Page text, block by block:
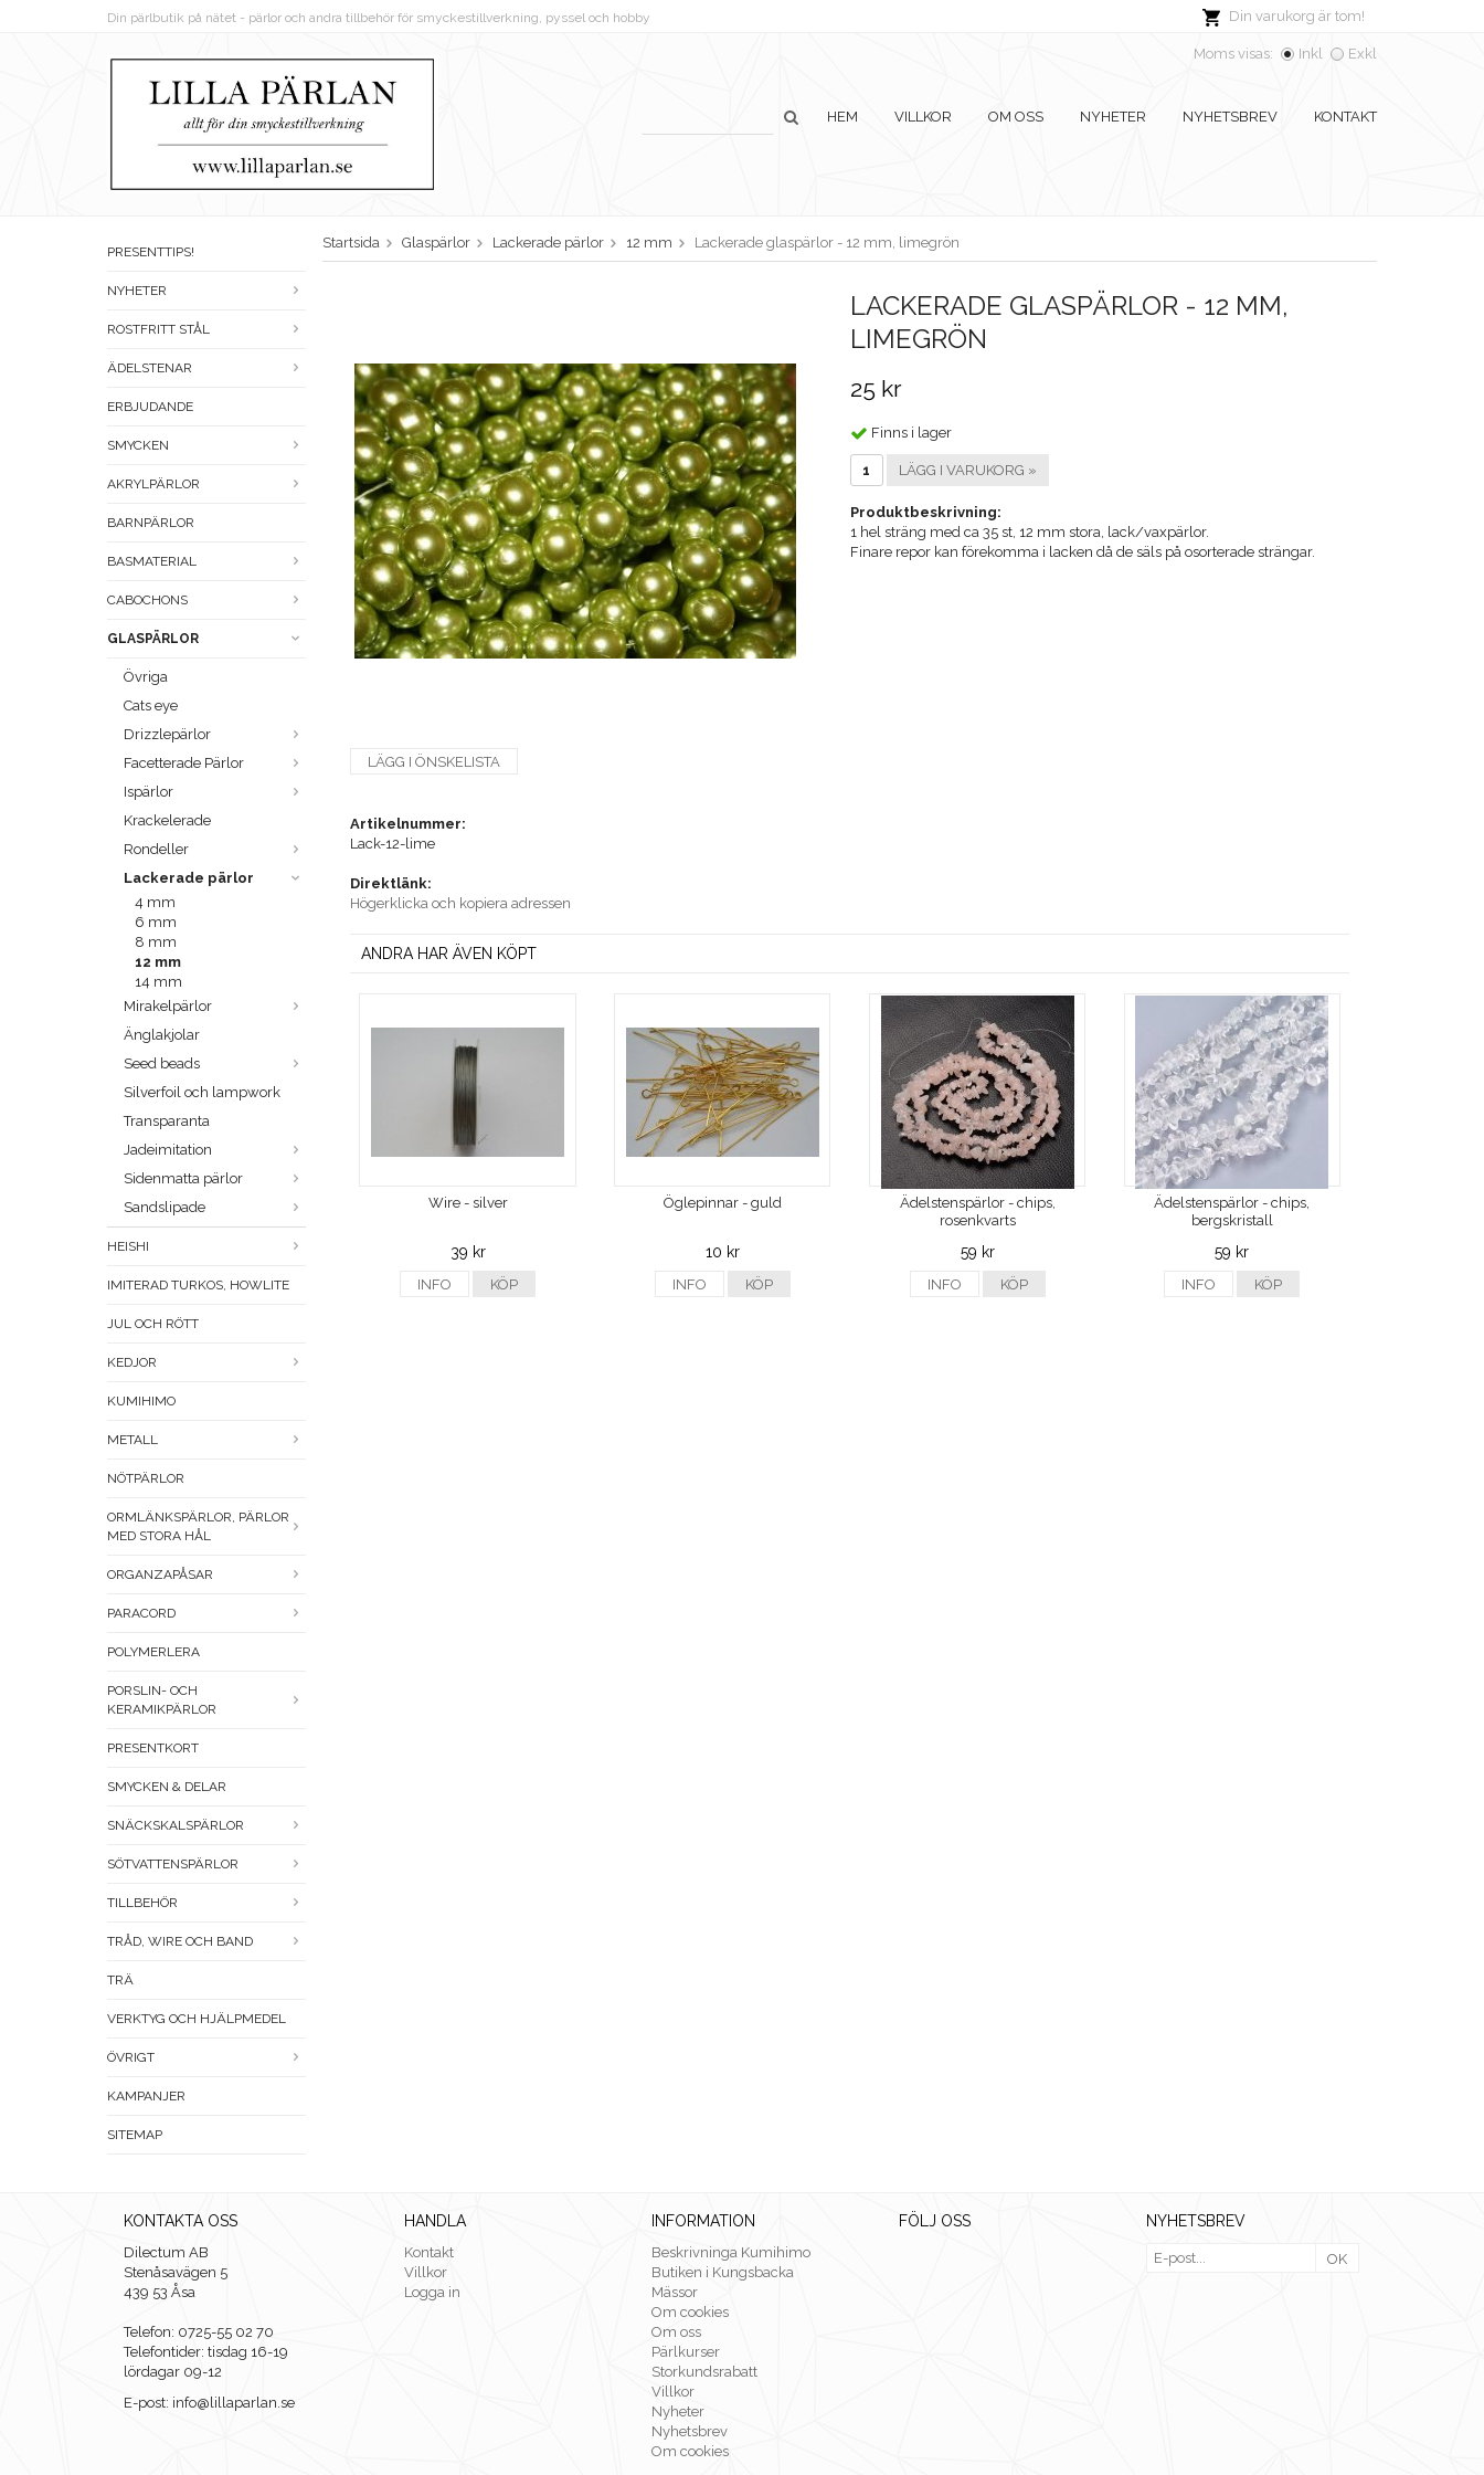
Din varukorg är tom!
Din pärlbutik på nätet - pärlor och andra tillbehör för smyckestillverkning, pyssel och hobby
Moms visas: Inkl Exkl
HEM VILLKOR OM OSS NYHETER NYHETSBREV KONTAKT
PRESENTTIPS!
NYHETER
ROSTFRITT STÅL
ÄDELSTENAR
ERBJUDANDE
SMYCKEN
AKRYLPÄRLOR
BARNPÄRLOR
BASMATERIAL
CABOCHONS
GLASPÄRLOR
Övriga
Cats eye
Drizzlepärlor
Facetterade Pärlor
Ispärlor
Krackelerade
Rondeller
Lackerade pärlor
4 mm
6 mm
8 mm
12 mm
14 mm
Mirakelpärlor
Änglakjolar
Seed beads
Silverfoil och lampwork
Transparanta
Jadeimitation
Sidenmatta pärlor
Sandslipade
HEISHI
IMITERAD TURKOS, HOWLITE
JUL OCH RÖTT
KEDJOR
KUMIHIMO
METALL
NÖTPÄRLOR
ORMLÄNKSPÄRLOR, PÄRLOR
MED STORA HÅL
ORGANZAPÅSAR
PARACORD
POLYMERLERA
PORSLIN- OCH
KERAMIKPÄRLOR
PRESENTKORT
SMYCKEN & DELAR
SNÄCKSKALSPÄRLOR
SÖTVATTENSPÄRLOR
TILLBEHÖR
TRÅD, WIRE OCH BAND
TRÄ
VERKTYG OCH HJÄLPMEDEL
ÖVRIGT
KAMPANJER
SITEMAP
Startsida Glaspärlor Lackerade pärlor 12 mm Lackerade glaspärlor - 12 mm, limegrön
LACKERADE GLASPÄRLOR - 12 MM,
LIMEGRÖN
25 kr
Finns i lager
LÄGG I VARUKORG »
Produktbeskrivning:
1 hel sträng med ca 35 st, 12 mm stora, lack/vaxpärlor.
Finare repor kan förekomma i lacken då de säls på osorterade strängar.
LÄGG I ÖNSKELISTA
Artikelnummer:
Lack-12-lime
Direktlänk:
Högerklicka och kopiera adressen
ANDRA HAR ÄVEN KÖPT
Wire - silver
39 kr
INFO KÖP
Öglepinnar - guld
10 kr
INFO KÖP
Ädelstenspärlor - chips,
rosenkvarts
59 kr
INFO KÖP
Ädelstenspärlor - chips,
bergskristall
59 kr
INFO KÖP
KONTAKTA OSS
Dilectum AB
Stenåsavägen 5
439 53 Åsa
Telefon: 0725-55 02 70
Telefontider: tisdag 16-19
lördagar 09-12
E-post: info@lillaparlan.se
HANDLA
Kontakt
Villkor
Logga in
INFORMATION
Beskrivninga Kumihimo
Butiken i Kungsbacka
Mässor
Om cookies
Om oss
Pärlkurser
Storkundsrabatt
Villkor
Nyheter
Nyhetsbrev
Om cookies
FÖLJ OSS NYHETSBREV
OK